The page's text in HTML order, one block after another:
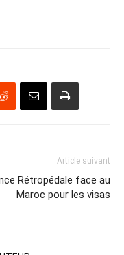
Article suivant
Rétropédale face au
Maroc pour les visas